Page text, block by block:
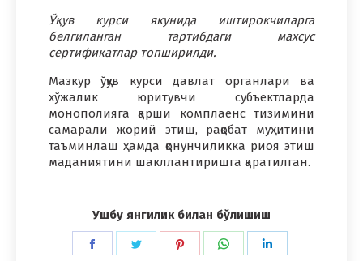
Ўқув курси якунида иштирокчиларга
белгиланган тартибдаги махсус
сертификатлар топширилди.
Мазкур ўқув курси давлат органлари ва
хўжалик юритувчи субъектларда
монополияга қарши комплаенс тизимини
самарали жорий этиш, рақобат муҳитини
таъминлаш ҳамда қонунчиликка риоя этиш
маданиятини шакллантиришга қаратилган.
Ушбу янгилик билан бўлишиш
Share
Share
Share
Share